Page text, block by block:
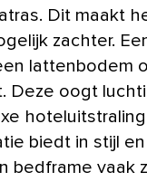
Dit maakt
zachter.
lattenbodem
Deze oogt
biedt in stijl en
bedframe vaak